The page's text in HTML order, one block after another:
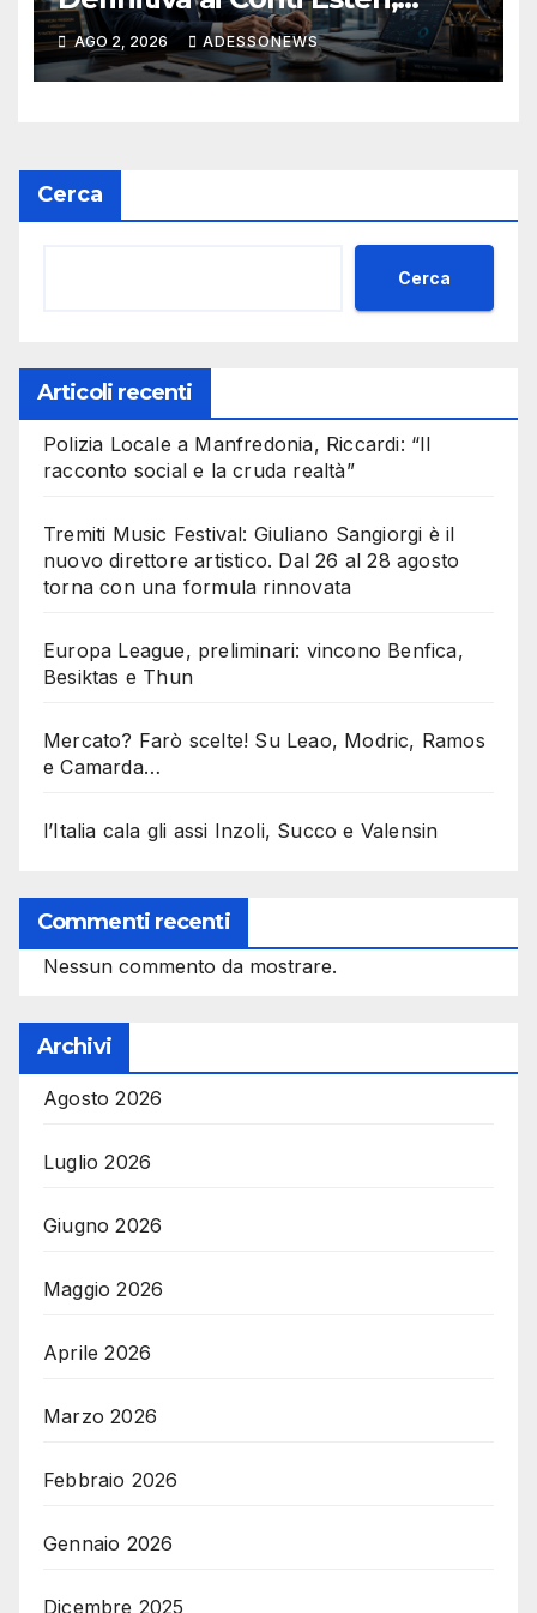
Tutela del Patrimonio e
l’Esperienza di #Finsubito –
#Adessonews – #Finsubito –
AGO 2, 2026 ADESSONEWS
Cerca
Cerca
Articoli recenti
Polizia Locale a Manfredonia, Riccardi: “Il
racconto social e la cruda realtà”
Tremiti Music Festival: Giuliano Sangiorgi è il
nuovo direttore artistico. Dal 26 al 28 agosto
torna con una formula rinnovata
Europa League, preliminari: vincono Benfica,
Besiktas e Thun
Mercato? Farò scelte! Su Leao, Modric, Ramos
e Camarda…
l’Italia cala gli assi Inzoli, Succo e Valensin
Commenti recenti
Nessun commento da mostrare.
Archivi
Agosto 2026
Luglio 2026
Giugno 2026
Maggio 2026
Aprile 2026
Marzo 2026
Febbraio 2026
Gennaio 2026
Dicembre 2025